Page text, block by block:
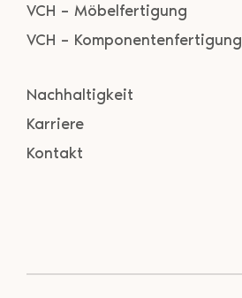
VCH – Möbelfertigung
VCH – Komponentenfertigung
Nachhaltigkeit
Karriere
Kontakt